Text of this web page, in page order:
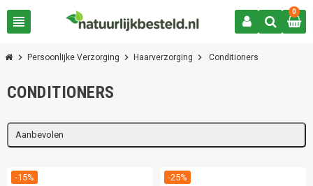
view_headline
0
chevron_right Persoonlijke Verzorging chevron_right Haarverzorging chevron_right Conditioners
CONDITIONERS
Aanbevolen
-15% -25%